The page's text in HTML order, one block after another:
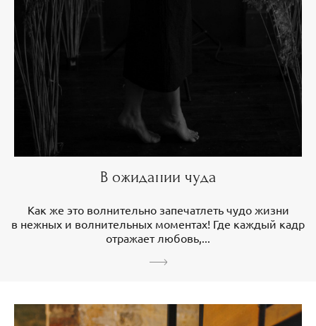
В ожидании чуда
Как же это волнительно запечатлеть чудо жизни
в нежных и волнительных моментах! Где каждый кадр
отражает любовь,...